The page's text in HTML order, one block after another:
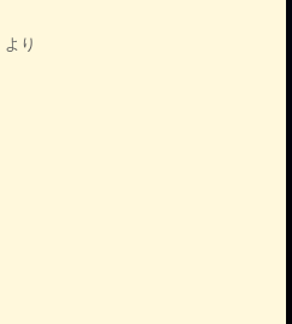
より